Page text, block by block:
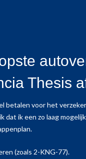
Thesis
betalen voor het
dat ik een zo laag
(zoals 2-KNG-77).